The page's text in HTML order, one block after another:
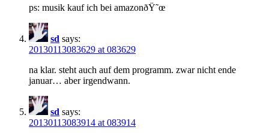
ps: musik kauf ich bei amazonðŸ˜œ
sd says:
20130113083629 at 083629
na klar. steht auch auf dem programm. zwar nicht ende
januar… aber irgendwann.
sd says:
20130113083914 at 083914